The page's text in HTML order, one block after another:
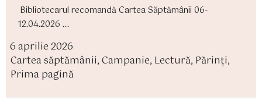
Bibliotecarul recomandă Cartea Săptămânii 06-
12.04.2026 ...
6 aprilie 2026
Cartea săptămânii,Campanie, Lectură, Părinţi,
Prima pagină